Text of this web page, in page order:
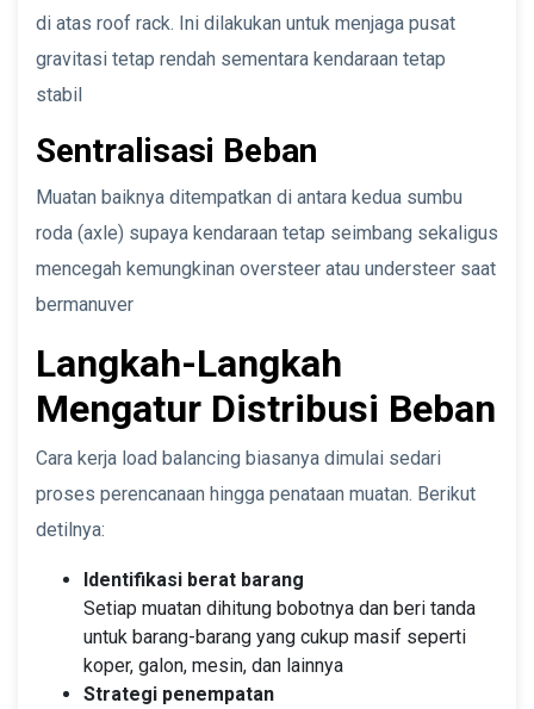
di atas roof rack. Ini dilakukan untuk menjaga pusat
gravitasi tetap rendah sementara kendaraan tetap
stabil
Sentralisasi Beban
Muatan baiknya ditempatkan di antara kedua sumbu
roda (axle) supaya kendaraan tetap seimbang sekaligus
mencegah kemungkinan oversteer atau understeer saat
bermanuver
Langkah-Langkah
Mengatur Distribusi Beban
Cara kerja load balancing biasanya dimulai sedari
proses perencanaan hingga penataan muatan. Berikut
detilnya:
Identifikasi berat barang
Setiap muatan dihitung bobotnya dan beri tanda
untuk barang-barang yang cukup masif seperti
koper, galon, mesin, dan lainnya
Strategi penempatan